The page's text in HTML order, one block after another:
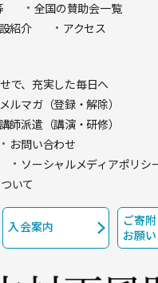
入会案内
ご寄
お願い
全国の賛助会一覧
紹介 アクセス
で、充実した毎日へ
メルマガ（登録・解除）
講師派遣（講演・研修）
お問い合わせ
ソーシャルメディアポリシ
いて